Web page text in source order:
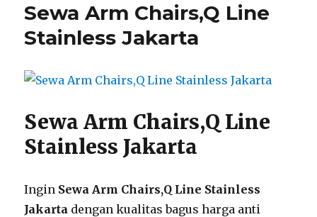
Sewa Arm Chairs,Q Line
Stainless Jakarta
Sewa Arm Chairs,Q Line
Stainless Jakarta
Ingin Sewa Arm Chairs,Q Line Stainless
Jakarta dengan kualitas bagus harga anti